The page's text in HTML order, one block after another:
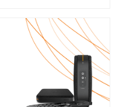
€ par mois, Engagement 12 mois